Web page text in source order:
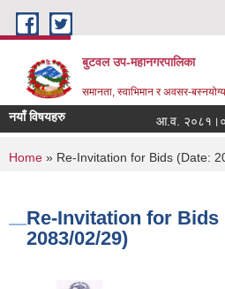
Skip to main content
बुटवल उप-महानगरपालिका
समानता, स्वाभिमान र अवसर-
नयाँ विषयहरु आ.व.
You are here
Home » Re-Invitation for Bids (Date:
Re-Invitation for Bids
2083/02/29)